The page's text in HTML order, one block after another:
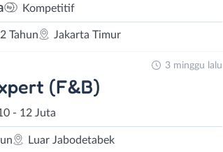
Kompetitif
Tahun Jakarta Timur
(F&B)
- 12 Juta
Luar Jabodetabek
3 minggu lalu